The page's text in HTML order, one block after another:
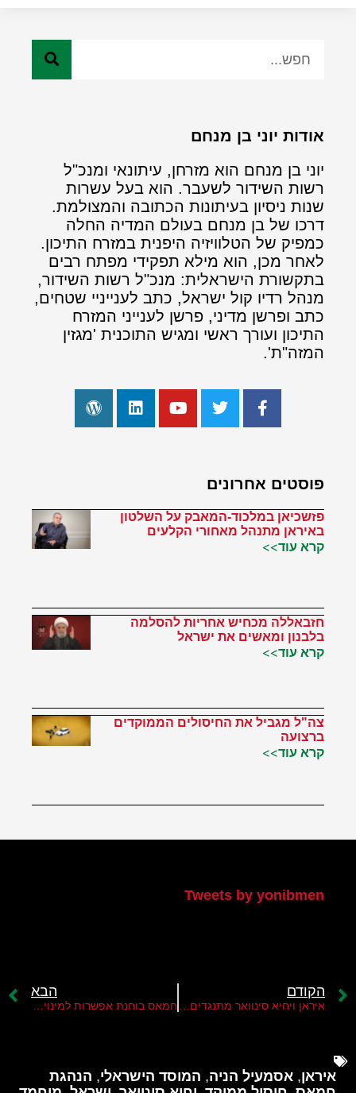
אודות יוני בן מנחם
יוני בן מנחם הוא מזרחן, עיתונאי ומנכ"ל
רשות השידור לשעבר. הוא בעל עשרות
שנות ניסיון בעיתונות הכתובה והמצולמת.
דרכו של בן מנחם בעולם המדיה החלה
כמפיק של הטלוויזיה היפנית במזרח התיכון.
לאחר מכן, הוא מילא תפקידי מפתח רבים
בתקשורת הישראלית: מנכ"ל רשות השידור,
מנהל רדיו קול ישראל, כתב לענייניי שטחים,
כתב ופרשן מדיני, פרשן לענייני המזרח
התיכון ועורך ראשי ומגיש התוכנית 'מגזין
המזה"ת'.
פוסטים אחרונים
פזשכיאן במלכוד-המאבק על השלטון
באיראן מתנהל מאחורי הקלעים
קרא עוד>>
חזבאללה מכחיש אחריות להסלמה
בלבנון ומאשים את ישראל
קרא עוד>>
צה"ל מגביל את החיסולים הממוקדים
ברצועה
קרא עוד>>
Tweets by yonibmen
הקודם הבא
איראן, אסמעיל הניה, המוסד הישראלי, הנהגת